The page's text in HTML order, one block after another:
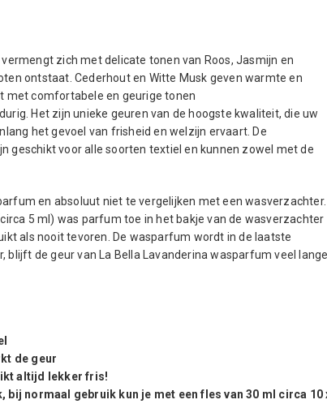
zich met delicate tonen van Roos, Jasmijn en
ontstaat. Cederhout en Witte Musk geven warmte en
met comfortabele en geurige tonen
Het zijn unieke geuren van de hoogste kwaliteit, die uw
het gevoel van frisheid en welzijn ervaart. De
geschikt voor alle soorten textiel en kunnen zowel met de
en absoluut niet te vergelijken met een wasverzachter.
5 ml) was parfum toe in het bakje van de wasverzachter
als nooit tevoren. De wasparfum wordt in de laatste
de geur van La Bella Lavanderina wasparfum veel
de geur
altijd lekker fris!
normaal gebruik kun je met een fles van 30 ml circa 10